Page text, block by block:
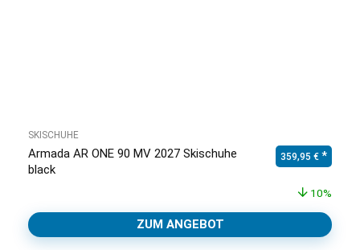
SKISCHUHE
Armada AR ONE 90 MV 2027 Skischuhe
black
Ursprünglicher
359,95 €
10%
ZUM ANGEBOT